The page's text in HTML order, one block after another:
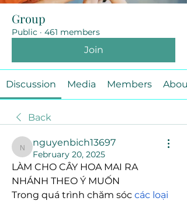
Group
Public · 461 members
Join
Discussion Media Members About
Back
nguyenbich13697
nguyenbich13697
February 20, 2025
LÀM CHO CÂY HOA MAI RA
NHÁNH THEO Ý MUỐN
Trong quá trình chăm sóc các loại